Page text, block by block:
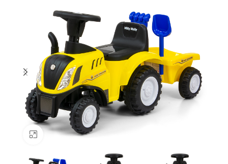
Klick zum Vergrößern